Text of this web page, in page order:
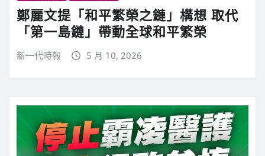
鄭麗文提「和平繁榮之鏈」構想 取代
「第一島鏈」帶動全球和平繁榮
新一代時報 5 月 10, 2026